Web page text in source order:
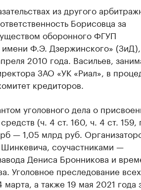
из другого
Борисовца за
оборонного ФГУП
Ф.Э. Дзержинского» (ЗиД),
2010 года. Васильев,
ЗАО «УК «Риал», в
кредиторов.
уголовного дела о
(ч. 4 ст. 160, ч. 4 ст. 159,
— 1,05 млрд руб.
соучастниками —
Дениса Бронникова и
Уголовное преследование всех
а также 19 мая 2021 года